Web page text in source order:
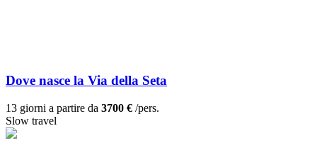
Dove nasce la Via della Seta
13 giorni a partire da 3700 € /pers.
Slow travel